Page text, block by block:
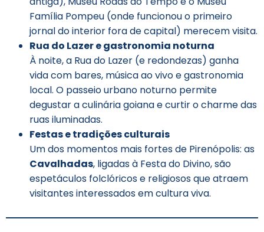
Família Pompeu (onde funcionou o primeiro
jornal do interior fora de capital) merecem visita.
Rua do Lazer e gastronomia noturna
À noite, a Rua do Lazer (e redondezas) ganha
vida com bares, música ao vivo e gastronomia
local. O passeio urbano noturno permite
degustar a culinária goiana e curtir o charme das
ruas iluminadas.
Festas e tradições culturais
Um dos momentos mais fortes de Pirenópolis: as
Cavalhadas, ligadas à Festa do Divino, são
espetáculos folclóricos e religiosos que atraem
visitantes interessados em cultura viva.